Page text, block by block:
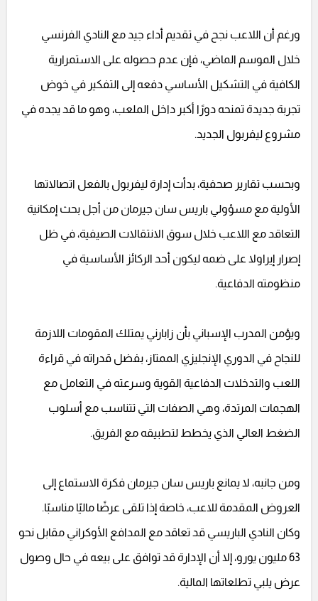
ورغم أن اللاعب نجح في تقديم أداء جيد مع النادي الفرنسي
خلال الموسم الماضي، فإن عدم حصوله على الاستمرارية
الكافية في التشكيل الأساسي دفعه إلى التفكير في خوض
تجربة جديدة تمنحه دورًا أكبر داخل الملعب، وهو ما قد يجده في
مشروع ليفربول الجديد.
وبحسب تقارير صحفية، بدأت إدارة ليفربول بالفعل اتصالاتها
الأولية مع مسؤولي باريس سان جيرمان من أجل بحث إمكانية
التعاقد مع اللاعب خلال سوق الانتقالات الصيفية، في ظل
إصرار إيراولا على ضمه ليكون أحد الركائز الأساسية في
منظومته الدفاعية.
ويؤمن المدرب الإسباني بأن زابارني يمتلك المقومات اللازمة
للنجاح في الدوري الإنجليزي الممتاز، بفضل قدراته في قراءة
اللعب والتدخلات الدفاعية القوية وسرعته في التعامل مع
الهجمات المرتدة، وهي الصفات التي تتناسب مع أسلوب
الضغط العالي الذي يخطط لتطبيقه مع الفريق.
ومن جانبه، لا يمانع باريس سان جيرمان فكرة الاستماع إلى
العروض المقدمة للاعب، خاصة إذا تلقى عرضًا ماليًا مناسبًا.
وكان النادي الباريسي قد تعاقد مع المدافع الأوكراني مقابل نحو
63 مليون يورو، إلا أن الإدارة قد توافق على بيعه في حال وصول
عرض يلبي تطلعاتها المالية.